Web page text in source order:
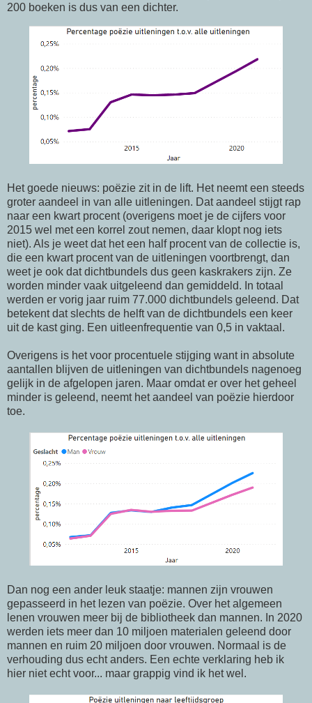
200 boeken is dus van een dichter.
Het goede nieuws: poëzie zit in de lift. Het neemt een steeds
groter aandeel in van alle uitleningen. Dat aandeel stijgt rap
naar een kwart procent (overigens moet je de cijfers voor
2015 wel met een korrel zout nemen, daar klopt nog iets
niet). Als je weet dat het een half procent van de collectie is,
die een kwart procent van de uitleningen voortbrengt, dan
weet je ook dat dichtbundels dus geen kaskrakers zijn. Ze
worden minder vaak uitgeleend dan gemiddeld. In totaal
werden er vorig jaar ruim 77.000 dichtbundels geleend. Dat
betekent dat slechts de helft van de dichtbundels een keer
uit de kast ging. Een uitleenfrequentie van 0,5 in vaktaal.
Overigens is het voor procentuele stijging want in absolute
aantallen blijven de uitleningen van dichtbundels nagenoeg
gelijk in de afgelopen jaren. Maar omdat er over het geheel
minder is geleend, neemt het aandeel van poëzie hierdoor
toe.
Dan nog een ander leuk staatje: mannen zijn vrouwen
gepasseerd in het lezen van poëzie. Over het algemeen
lenen vrouwen meer bij de bibliotheek dan mannen. In 2020
werden iets meer dan 10 miljoen materialen geleend door
mannen en ruim 20 miljoen door vrouwen. Normaal is de
verhouding dus echt anders. Een echte verklaring heb ik
hier niet echt voor... maar grappig vind ik het wel.